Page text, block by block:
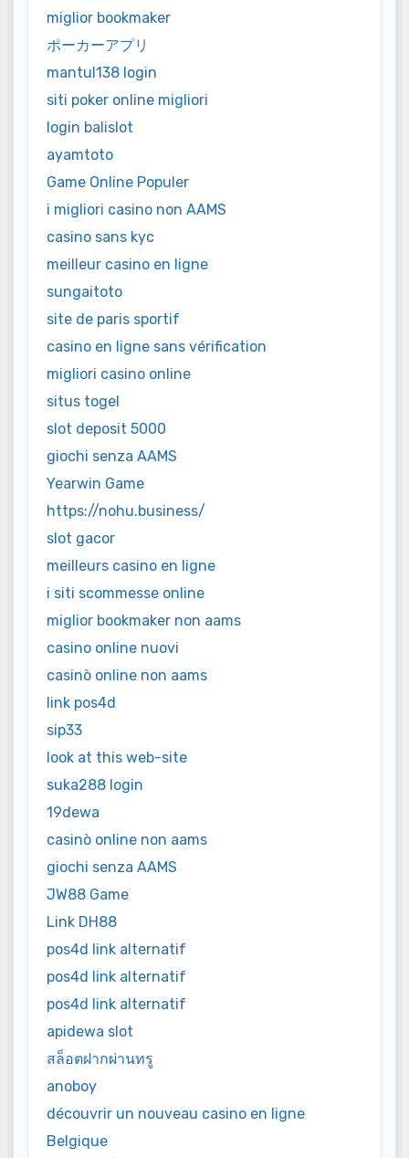
miglior bookmaker
ポーカーアプリ
mantul138 login
siti poker online migliori
login balislot
ayamtoto
Game Online Populer
i migliori casino non AAMS
casino sans kyc
meilleur casino en ligne
sungaitoto
site de paris sportif
casino en ligne sans vérification
migliori casino online
situs togel
slot deposit 5000
giochi senza AAMS
Yearwin Game
https://nohu.business/
slot gacor
meilleurs casino en ligne
i siti scommesse online
miglior bookmaker non aams
casino online nuovi
casinò online non aams
link pos4d
sip33
look at this web-site
suka288 login
19dewa
casinò online non aams
giochi senza AAMS
JW88 Game
Link DH88
pos4d link alternatif
pos4d link alternatif
pos4d link alternatif
apidewa slot
สล็อตฝากผ่านทรู
anoboy
découvrir un nouveau casino en ligne
Belgique